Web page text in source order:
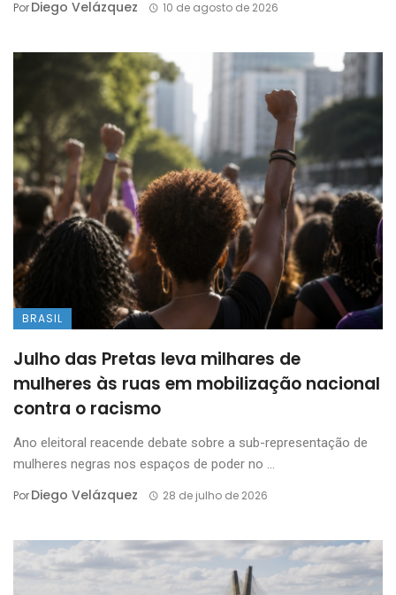
PorDiego Velázquez 10 de agosto de 2026
BRASIL
Julho das Pretas leva milhares de
mulheres às ruas em mobilização nacional
contra o racismo
Ano eleitoral reacende debate sobre a sub-representação de
mulheres negras nos espaços de poder no ...
PorDiego Velázquez 28 de julho de 2026